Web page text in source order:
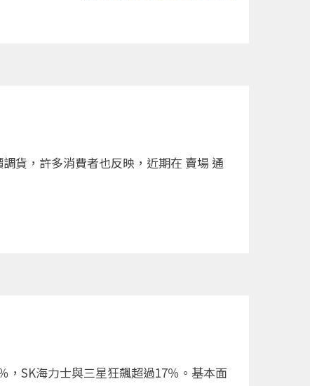
貨，許多消費者也反映，近期在 賣場 通
，SK海力士與三星狂飆超過17％。基本面